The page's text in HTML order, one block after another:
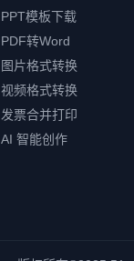
PPT模板下载
PDF转Word
图片格式转换
视频格式转换
发票合并打印
AI 智能创作